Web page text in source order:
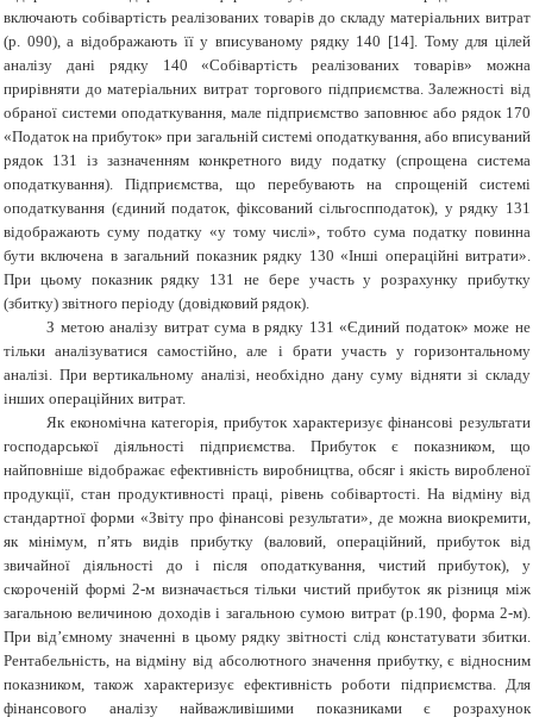
включають собівартість реалізованих товарів до складу матеріальних витрат
(р. 090), а відображають її у вписуваному рядку 140 [14]. Тому для цілей
аналізу дані рядку 140 «Собівартість реалізованих товарів» можна
прирівняти до матеріальних витрат торгового підприємства. Залежності від
обраної системи оподаткування, мале підприємство заповнює або рядок 170
«Податок на прибуток» при загальній системі оподаткування, або вписуваний
рядок 131 із зазначенням конкретного виду податку (спрощена система
оподаткування). Підприємства, що перебувають на спрощеній системі
оподаткування (єдиний податок, фіксований сільгоспподаток), у рядку 131
відображають суму податку «у тому числі», тобто сума податку повинна
бути включена в загальний показник рядку 130 «Інші операційні витрати».
При цьому показник рядку 131 не бере участь у розрахунку прибутку
(збитку) звітного періоду (довідковий рядок).
З метою аналізу витрат сума в рядку 131 «Єдиний податок» може не
тільки аналізуватися самостійно, але і брати участь у горизонтальному
аналізі. При вертикальному аналізі, необхідно дану суму відняти зі складу
інших операційних витрат.
Як економічна категорія, прибуток характеризує фінансові результати
господарської діяльності підприємства. Прибуток є показником, що
найповніше відображає ефективність виробництва, обсяг і якість виробленої
продукції, стан продуктивності праці, рівень собівартості. На відміну від
стандартної форми «Звіту про фінансові результати», де можна виокремити,
як мінімум, п’ять видів прибутку (валовий, операційний, прибуток від
звичайної діяльності до і після оподаткування, чистий прибуток), у
скороченій формі 2-м визначається тільки чистий прибуток як різниця між
загальною величиною доходів і загальною сумою витрат (р.190, форма 2-м).
При від’ємному значенні в цьому рядку звітності слід констатувати збитки.
Рентабельність, на відміну від абсолютного значення прибутку, є відносним
показником, також характеризує ефективність роботи підприємства. Для
фінансового аналізу найважливішими показниками є розрахунок